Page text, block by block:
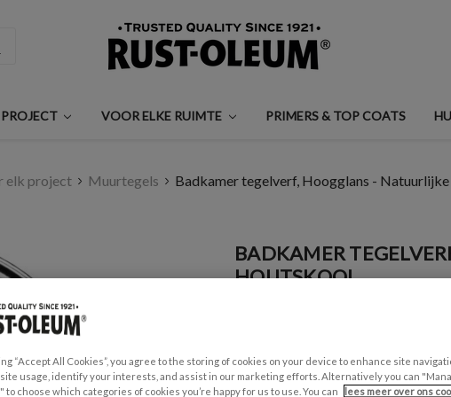
VOOR ELKE RUIMTE PRIMERS & TOP COATS
elk project Muurtegels Badkamer tegelverf, Hoogglans -
BADKAMER
HOUTSKOOL
GESCHIKT VOOR:
“Accept All Cookies”, you agree to the storing of cookies on your device to enhance site
site usage, identify your interests, and assist in our marketing efforts. Alternatively you can
to choose which categories of cookies you’re happy for us to use. You can
lees meer over ons